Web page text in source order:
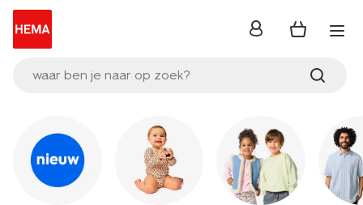
waar ben je naar op zoek?
inloggen